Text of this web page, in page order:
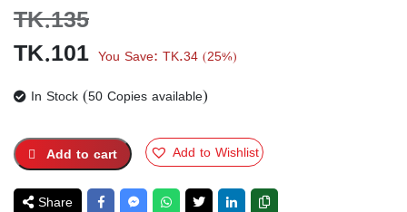
TK.135
Original
price
TK.135.
TK.101Current
price
TK.101.
You Save: TK.34 (25%)
In Stock (50 Copies available)
Add to cart Add to Wishlist
Share